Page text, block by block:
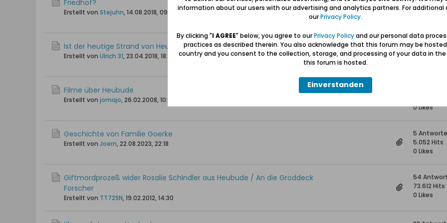
Friedhof?
Erstellt von Stejuhn, 14.08.2018, 09:12
18
20.407
Ist der heutige Strand von Heubude (Stogi) zu retten?
Erstellt von Ulrich 31, 23.04.2018, 18:16
40
43.087 Hits
Filme über Heubude
Erstellt von jomajo, 26.02.2008, 10:16
0 Likes
Geschichte von Familie Goerke
Erstellt von Joern, 22.08.2023, 22:18
5
5.052 Hits
0 Likes
Giftmordprozeß wider Rosalie Schindler aus Heubude / An die Groddeck
Forscher
Erstellt von TT72SN, 19.02.2012, 14:30
54
73.612 Hits
0 Likes
information about our users with our advertising and analytics partners. For additional
ourPrivacy Policy.
By clicking "I AGREE" below, you agree to ourPrivacy Policyand our personal data
practices as described therein. You also acknowledge that this forum may be
country and you consent to the collection, storage, and processing of your data in
this forum is hosted.
Einverstanden